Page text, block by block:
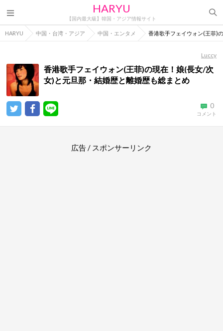
HARYU
【国内最大級】韓国・アジア情報サイト
HARYU 中国・台湾・アジア 中国・エンタメ 香港歌手フェイウォン(王菲)
Luccy
香港歌手フェイウォン(王菲)の現在！娘(長女/次
女)と元旦那・結婚歴と離婚歴も総まとめ
0
コメント
広告 / スポンサーリンク